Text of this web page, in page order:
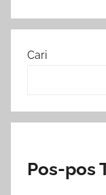
Cari
Pos-pos